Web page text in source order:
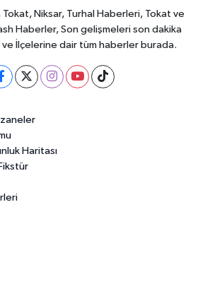
Tokat, Niksar, Turhal Haberleri, Tokat ve
Haberler, Son gelişmeleri son dakika
İlçelerine dair tüm haberler burada.
Haritası